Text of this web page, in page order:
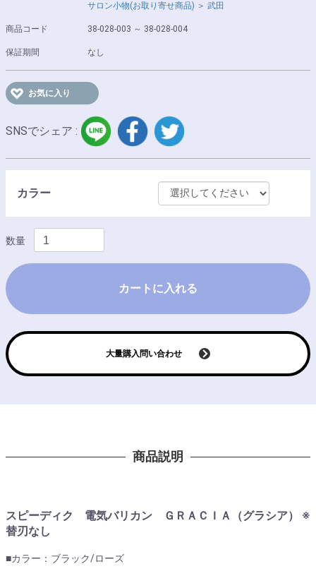
サロン小物(お取り寄せ商品) ＞ 武田
商品コード 38-028-003 ～ 38-028-004
保証期間 なし
お気に入り
SNSでシェア :
LINE facebook
カラー
数量
カートに入れる
大量購入問い合わせ
商品説明
スピーディク 電気バリカン ＧＲＡＣＩＡ（グラシア） ※
替刃なし
■カラー：ブラック/ローズ